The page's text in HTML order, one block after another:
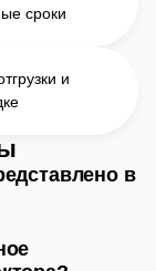
сроки
и
в